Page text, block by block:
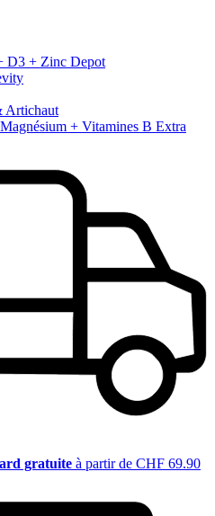
D3 + Zinc Depot
Artichaut
+ Vitamines B Extra
gratuite à partir de CHF 69.90